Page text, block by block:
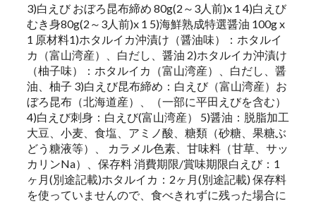
3)白えび おぼろ昆布締め 80g(2～3人前)x 1 4)白えび
むき身80g(2～3人前)x 1 5)海鮮熟成特選醤油 100g x
1 原材料1)ホタルイカ沖漬け（醤油味）：ホタルイ
カ（富山湾産）、白だし、醤油 2)ホタルイカ沖漬け
（柚子味）：ホタルイカ（富山湾産）、白だし、醤
油、柚子 3)白えび昆布締め：白えび（富山湾産）お
ぼろ昆布（北海道産）、（一部に平田えびを含む）
4)白えび刺身：白えび(富山湾産） 5)醤油：脱脂加工
大豆、小麦、食塩、アミノ酸、糖類（砂糖、果糖ぶ
どう糖液等）、 カラメル色素、甘味料（甘草、サッ
カリンNa）、保存料 消費期限/賞味期限白えび：1
ヶ月(別途記載)ホタルイカ：2ヶ月(別途記載) 保存料
を使っていませんので、食べきれずに残った場合に